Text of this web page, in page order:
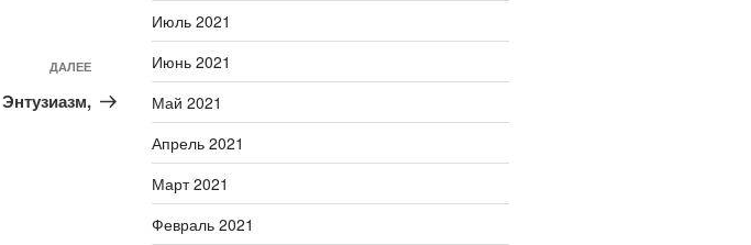
Следующая
запись
ДАЛЕЕ
Энтузиазм,
Июль 2021
Июнь 2021
Май 2021
Апрель 2021
Март 2021
Февраль 2021